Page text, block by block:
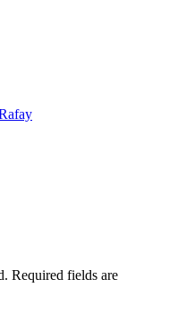
Required fields are